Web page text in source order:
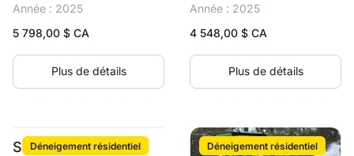
Année : 2025
5 798,00 $ CA
Plus de détails
Année : 2025
4 548,00 $ CA
Plus de détails
Déneigement résidentiel
Souffleuse 28 po,
Déneigement résidentiel